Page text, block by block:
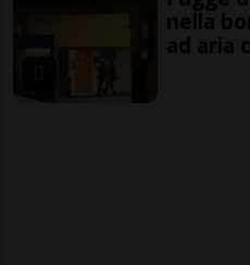
nella
ad aria